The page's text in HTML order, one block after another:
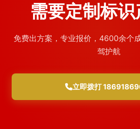
需要定制标识
免费出方案，专业报价，4600余个
驾护航
立即拨打